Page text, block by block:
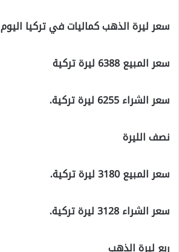
سعر ليرة الذهب كماليات في تركيا اليوم
سعر المبيع 6388 ليرة تركية
سعر الشراء 6255 ليرة تركية.
نصف الليرة
سعر المبيع 3180 ليرة تركية.
سعر الشراء 3128 ليرة تركية.